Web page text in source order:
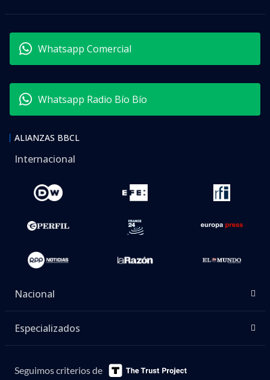
Whatsapp Comercial
Whatsapp Radio Bío Bío
ALIANZAS BBCL
Internacional
Nacional
Especializados
Seguimos criterios de